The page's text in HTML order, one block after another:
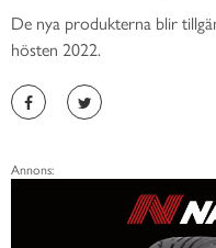
De nya produkterna blir
hösten 2022.
Annons: